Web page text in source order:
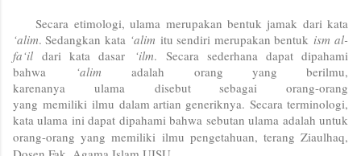
Secara etimologi, ulama merupakan bentuk jamak dari kata
‘alim.Sedangkan kata ‘alim itu sendiri merupakan bentuk ism al-
fa‘il dari kata dasar ‘ilm. Secara sederhana dapat dipahami
bahwa
‘alim
adalah orang yang berilmu,
karenanya
ulama disebut sebagai
orang-orang
yang memiliki ilmu dalam artian generiknya. Secara terminologi,
kata ulama ini dapat dipahami bahwa sebutan ulama adalah untuk
orang-orang yang memiliki ilmu pengetahuan, terang Ziaulhaq,